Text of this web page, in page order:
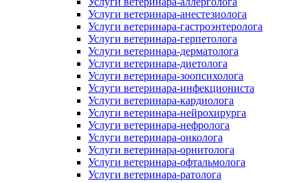
Услуги ветеринара-анестезиолога
Услуги ветеринара-гастроэнтеролога
Услуги ветеринара-герпетолога
Услуги ветеринара-дерматолога
Услуги ветеринара-диетолога
Услуги ветеринара-зоопсихолога
Услуги ветеринара-инфекциониста
Услуги ветеринара-кардиолога
Услуги ветеринара-нейрохирурга
Услуги ветеринара-нефролога
Услуги ветеринара-онколога
Услуги ветеринара-орнитолога
Услуги ветеринара-офтальмолога
Услуги ветеринара-ратолога